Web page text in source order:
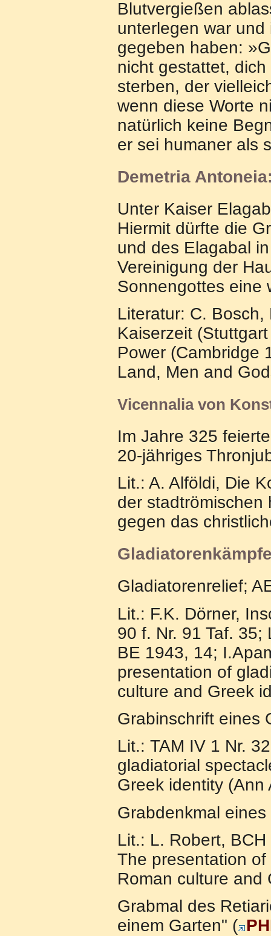
Blutvergießen
unterlegen war
gegeben haben:
nicht gestattet,
sterben, der
wenn diese Worte
natürlich keine
er sei humaner als
Demetria
Unter Kaiser
Hiermit dürfte die
und des Elagabal
Vereinigung der
Sonnengottes eine
Literatur: C.
Kaiserzeit
Power (Cambridge
Land, Men and
Vicennalia von
Im Jahre 325
20-jähriges
Lit.: A. Alföldi, Die
der stadtrömischen
gegen das
Gladiatorenrelief;
Lit.: F.K. Dörner,
90 f. Nr. 91 Taf.
BE 1943, 14;
presentation of
culture and Greek
Grabinschrift eines
Lit.: TAM IV 1 Nr.
gladiatorial
Greek identity (Ann
Grabdenkmal
Lit.: L. Robert,
The presentation
Roman culture and
Grabmal des
einem Garten" (